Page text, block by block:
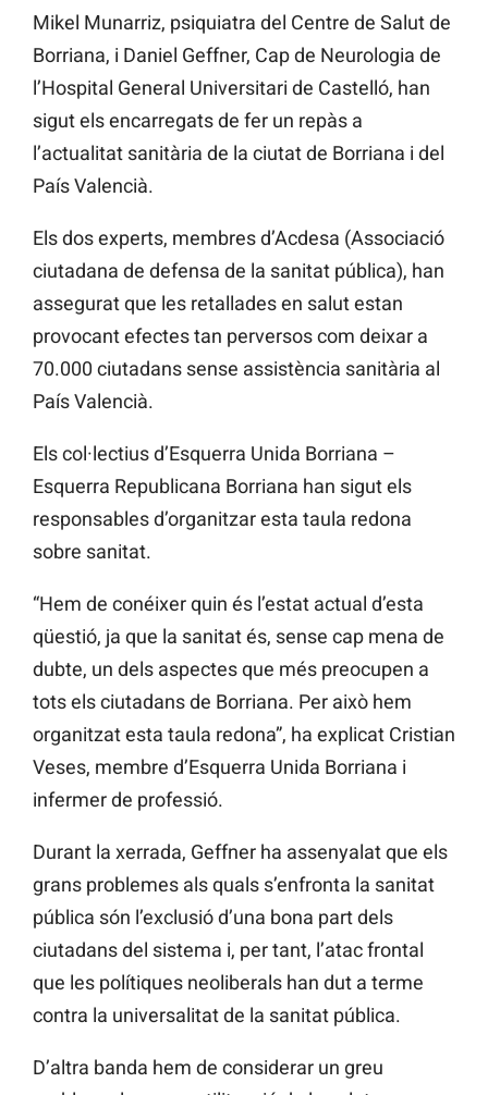
Mikel Munarriz, psiquiatra del Centre de Salut de
Borriana, i Daniel Geffner, Cap de Neurologia de
l’Hospital General Universitari de Castelló, han
sigut els encarregats de fer un repàs a
l’actualitat sanitària de la ciutat de Borriana i del
País Valencià.
Els dos experts, membres d’Acdesa (Associació
ciutadana de defensa de la sanitat pública), han
assegurat que les retallades en salut estan
provocant efectes tan perversos com deixar a
70.000 ciutadans sense assistència sanitària al
País Valencià.
Els col·lectius d’Esquerra Unida Borriana –
Esquerra Republicana Borriana han sigut els
responsables d’organitzar esta taula redona
sobre sanitat.
“Hem de conéixer quin és l’estat actual d’esta
qüestió, ja que la sanitat és, sense cap mena de
dubte, un dels aspectes que més preocupen a
tots els ciutadans de Borriana. Per això hem
organitzat esta taula redona”, ha explicat Cristian
Veses, membre d’Esquerra Unida Borriana i
infermer de professió.
Durant la xerrada, Geffner ha assenyalat que els
grans problemes als quals s’enfronta la sanitat
pública són l’exclusió d’una bona part dels
ciutadans del sistema i, per tant, l’atac frontal
que les polítiques neoliberals han dut a terme
contra la universalitat de la sanitat pública.
D’altra banda hem de considerar un greu